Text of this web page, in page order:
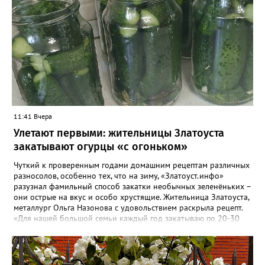
Удобен и не опасен. И слушаешь «мудрых» совет. И тянет
смотреть и слушать Пустых «сенсаций» поток. Они разъедают
душу, Но ты жить без них не смог. И злоба, не как решение
Что-то менять в судьбе, А способ излить раздражение На то,
что подсунут тебе. Тебе объяснят, что дорого Стоит место у
них в раю. А рядом с тобой в ритме морока Баюкает Кот Баюн.
11:41 Вчера
Улетают первыми: жительницы Златоуста
закатывают огурцы «с огоньком»
Чуткий к проверенным годами домашним рецептам различных
разносолов, особенно тех, что на зиму, «Златоуст.инфо»
разузнал фамильный способ закатки необычных зеленёньких –
они острые на вкус и особо хрустящие. Жительница Златоуста,
металлург Ольга Назонова с удовольствием раскрыла рецепт.
«Для нашей большой семьи каждый год закатываю по 20-30
улетают со стола первыми, а гости неизменно просят рецепт, -
отметила Ольга. – Несмотря на это неласковое лето, парники
уже полны огурцов. Запаситесь любым недорогим острым